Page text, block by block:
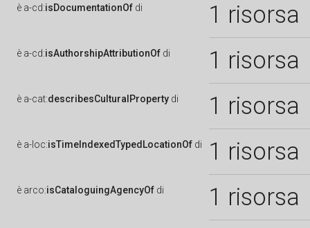
è a-cd:isDocumentationOf di 1 risorsa
è a-cd:isAuthorshipAttributionOf di 1 risorsa
è a-cat:describesCulturalProperty di 1 risorsa
è a-loc:isTimeIndexedTypedLocationOf di 1 risorsa
è arco:isCataloguingAgencyOf di 1 risorsa